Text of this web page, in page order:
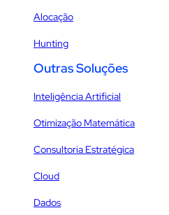
Alocação
Hunting
Outras Soluções
Inteligência Artificial
Otimização Matemática
Consultoria Estratégica
Cloud
Dados